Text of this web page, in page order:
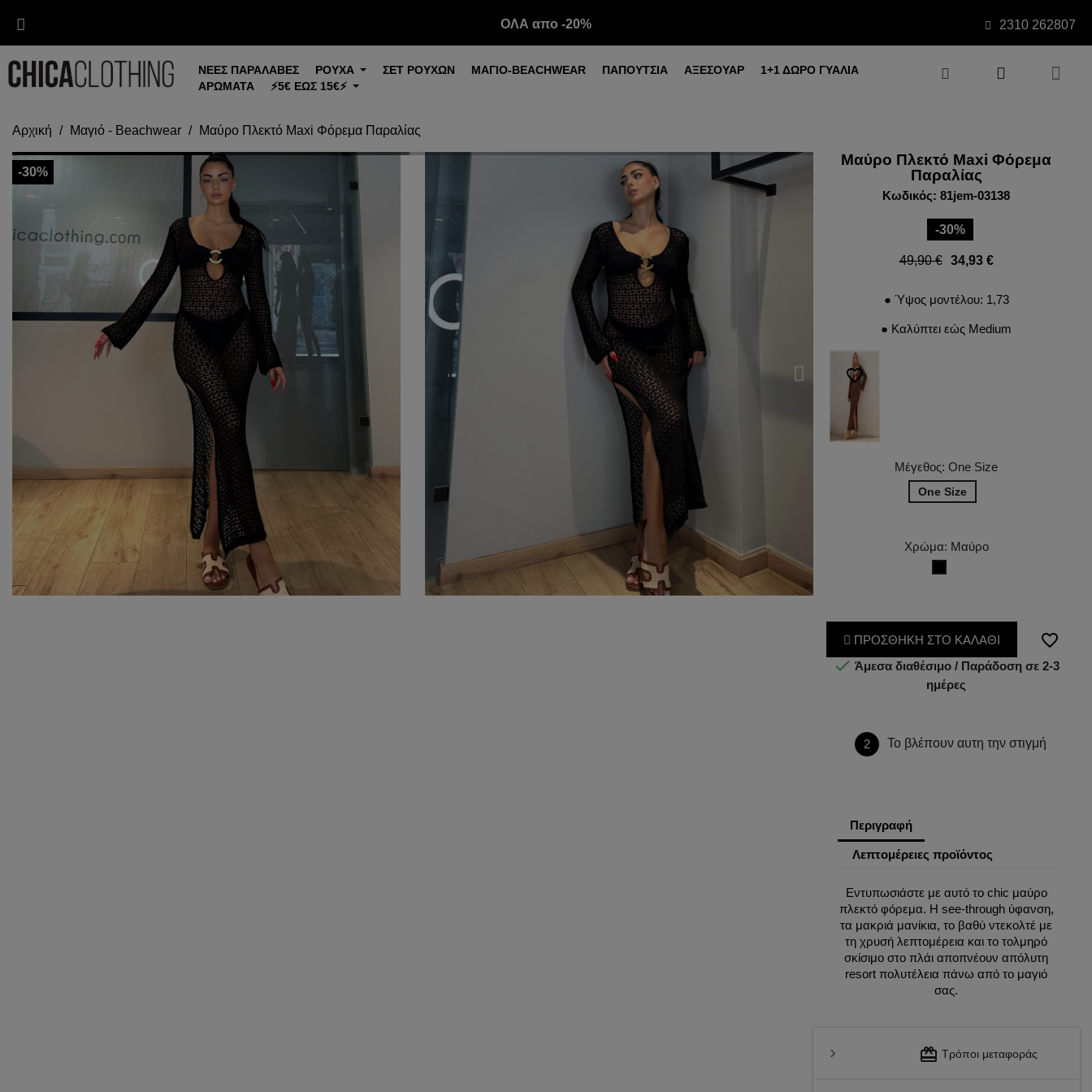
ΟΛΑ απο -20% 2310 262807
ΝΕΕΣ ΠΑΡΑΛΑΒΕΣ ΡΟΥΧΑ ΣΕΤ ΡΟΥΧΩΝ ΜΑΓΙΟ-BEACHWEAR ΠΑΠΟΥΤΣΙΑ ΑΞΕΣΟΥΑΡ
1+1 ΔΩΡΟ ΓΥΑΛΙΑ
ΑΡΩΜΑΤΑ
⚡5€ ΕΩΣ 15€⚡
Αρχική Μαγιό - Beachwear Μαύρο Πλεκτό Maxi Φόρεμα Παραλίας
-30%
Μαύρο Πλεκτό Maxi Φόρεμα
Παραλίας
Κωδικός: 81jem-03138
-30%
49,90 € 34,93 €
● Ύψος μοντέλου: 1,73
● Καλύπτει εώς Medium
favorite_border
Μέγεθος: One Size
One Size
Χρώμα: Μαύρο
ΠΡΟΣΘΗΚΗ ΣΤΟ ΚΑΛΑΘΙ
favorite_border
 Άμεσα διαθέσιμο / Παράδοση σε 2-3
ημέρες
2 Το βλέπουν αυτη την στιγμή
Περιγραφή
Λεπτομέρειες προϊόντος
Εντυπωσιάστε με αυτό το chic μαύρο
πλεκτό φόρεμα. Η see-through ύφανση,
τα μακριά μανίκια, το βαθύ ντεκολτέ με
τη χρυσή λεπτομέρεια και το τολμηρό
σκίσιμο στο πλάι αποπνέουν απόλυτη
resort πολυτέλεια πάνω από το μαγιό
σας.
redeem Τρόποι μεταφοράς